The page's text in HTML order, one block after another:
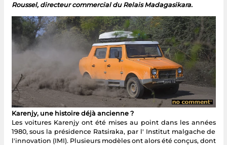
Roussel, directeur commercial du Relais Madagasikara.
Karenjy, une histoire déjà ancienne ?
Les voitures Karenjy ont été mises au point dans les années
1980, sous la présidence Ratsiraka, par l' Institut malgache de
l'innovation (IMI). Plusieurs modèles ont alors été conçus, dont